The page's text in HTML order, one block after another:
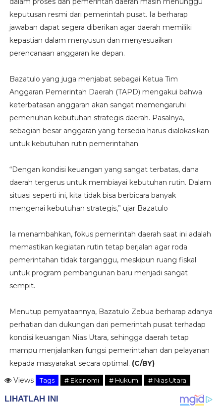
keputusan resmi dari pemerintah pusat. Ia berharap
jawaban dapat segera diberikan agar daerah memiliki
kepastian dalam menyusun dan menyesuaikan
perencanaan anggaran ke depan.
Bazatulo yang juga menjabat sebagai Ketua Tim
Anggaran Pemerintah Daerah (TAPD) mengakui bahwa
keterbatasan anggaran akan sangat memengaruhi
pemenuhan kebutuhan strategis daerah. Pasalnya,
sebagian besar anggaran yang tersedia harus dialokasikan
untuk kebutuhan rutin pemerintahan.
“Dengan kondisi keuangan yang sangat terbatas, dana
daerah tergerus untuk membiayai kebutuhan rutin. Dalam
situasi seperti ini, kita tidak bisa berbicara banyak
mengenai kebutuhan strategis,” ujar Bazatulo
Ia menambahkan, fokus pemerintah daerah saat ini adalah
memastikan kegiatan rutin tetap berjalan agar roda
pemerintahan tidak terganggu, meskipun ruang fiskal
untuk program pembangunan baru menjadi sangat
sempit.
Menutup pernyataannya, Bazatulo Zebua berharap adanya
perhatian dan dukungan dari pemerintah pusat terhadap
kondisi keuangan Nias Utara, sehingga daerah tetap
mampu menjalankan fungsi pemerintahan dan pelayanan
kepada masyarakat secara optimal. (C/BY)
Views
Tags # Ekonomi # Hukum # Nias Utara